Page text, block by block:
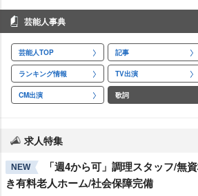
芸能人事典
芸能人TOP 記事
ランキング情報 TV出演
CM出演 歌詞
求人特集
NEW
「週4から可」調理スタッフ/無
き有料老人ホーム/社会保障完備